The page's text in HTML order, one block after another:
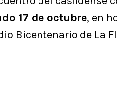
17 de octubre, en
Bicentenario de La